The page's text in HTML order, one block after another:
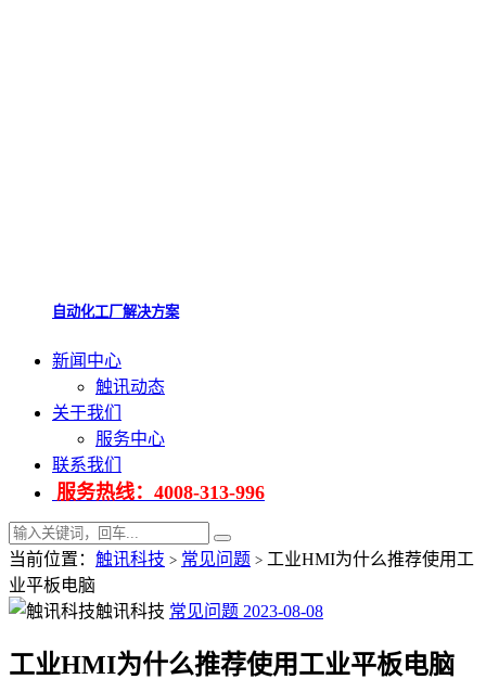
自动化工厂解决方案
新闻中心
触讯动态
关于我们
服务中心
联系我们
服务热线：4008-313-996
当前位置： 触讯科技 > 常见问题 > 工业HMI为什么推荐使用工
业平板电脑
触讯科技 常见问题 2023-08-08
工业HMI为什么推荐使用工业平板电脑